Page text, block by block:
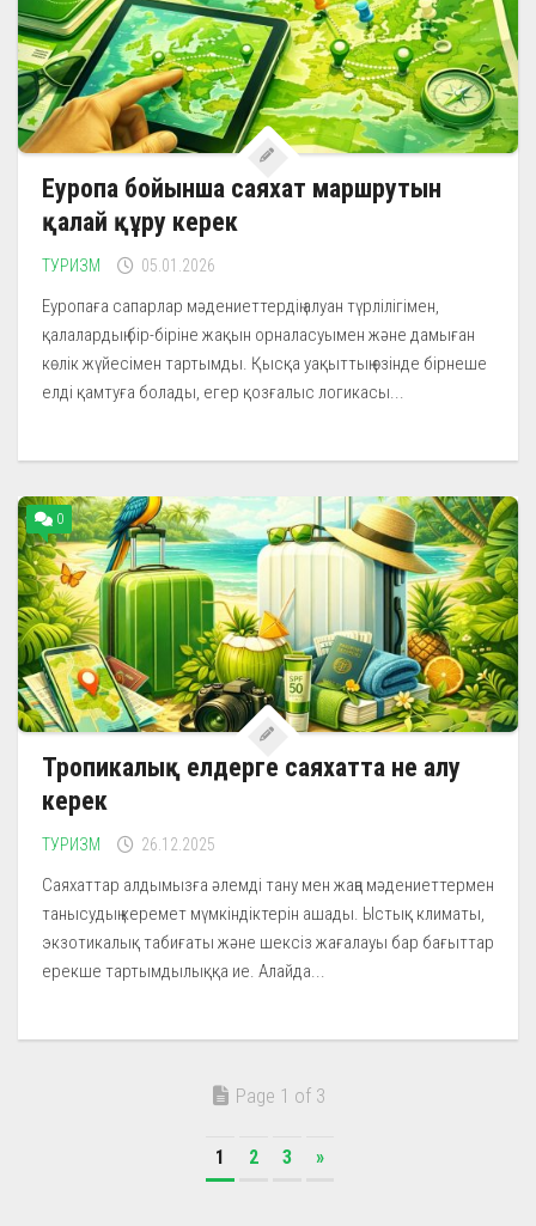
Еуропа бойынша саяхат маршрутын
қалай құру керек
ТУРИЗМ 05.01.2026
Еуропаға сапарлар мәдениеттердің алуан түрлілігімен,
қалалардың бір-біріне жақын орналасуымен және дамыған
көлік жүйесімен тартымды. Қысқа уақыттың өзінде бірнеше
елді қамтуға болады, егер қозғалыс логикасы...
0
Тропикалық елдерге саяхатта не алу
керек
ТУРИЗМ 26.12.2025
Саяхаттар алдымызға әлемді тану мен жаңа мәдениеттермен
танысудың керемет мүмкіндіктерін ашады. Ыстық климаты,
экзотикалық табиғаты және шексіз жағалауы бар бағыттар
ерекше тартымдылыққа ие. Алайда...
Page 1 of 3
1 2 3 »